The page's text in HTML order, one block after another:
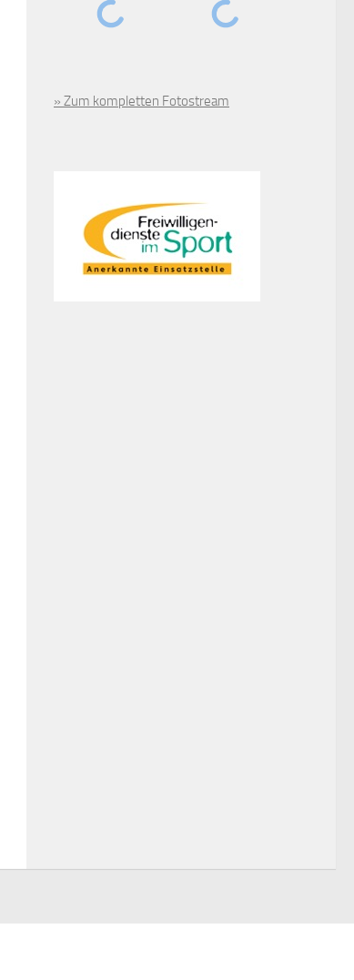
» Zum kompletten Fotostream